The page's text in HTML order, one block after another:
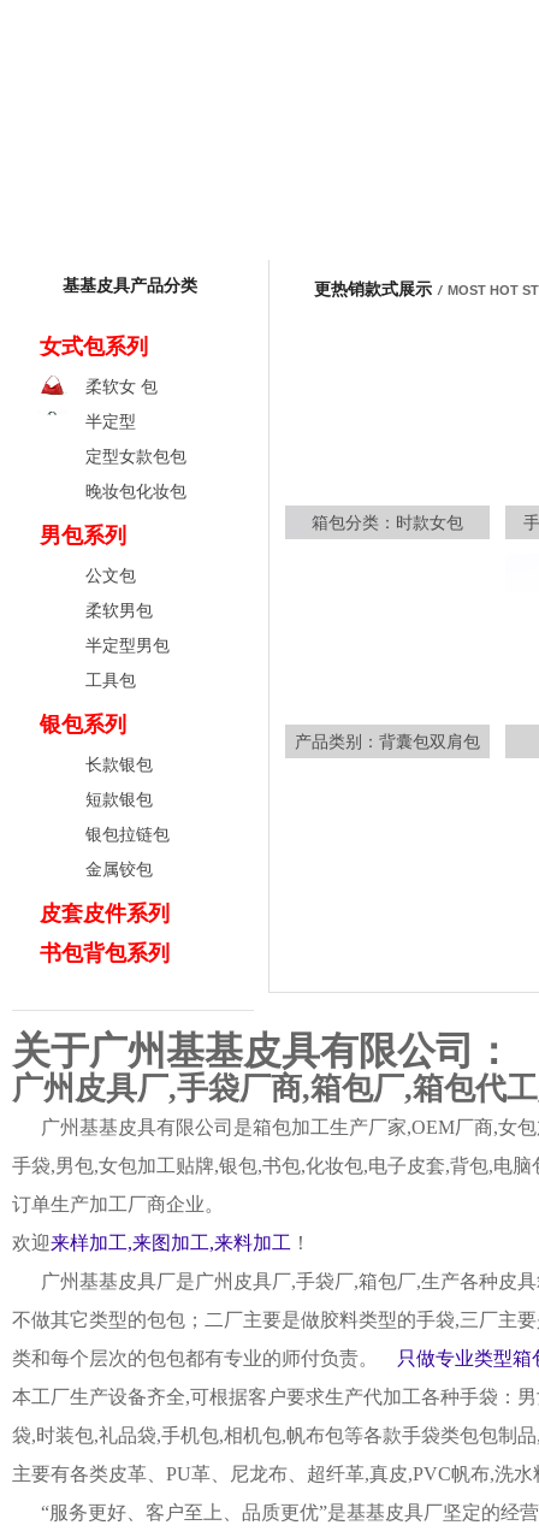
基基皮具产品分类
女式包系列
柔软女 包
半定型
定型女款包包
晚妆包化妆包
男包系列
公文包
柔软男包
半定型男包
工具包
银包系列
长款银包
短款银包
银包拉链包
金属铰包
皮套皮件系列
书包背包系列
更热销款式展示 / MOST HOT
箱包分类：时款女包
产品类别：背囊包双肩包
关于广州基基皮具有限公司：
广州皮具厂,手袋厂商,箱包厂,箱包代
广州基基皮具有限公司是箱包加工生产厂家,OEM厂商,女
手袋,男包,女包加工贴牌,银包,书包,化妆包,电子皮套,背包,电
订单生产加工厂商企业。
欢迎来样加工,来图加工,来料加工 ！
广州基基皮具厂是广州皮具厂,手袋厂,箱包厂,生产各种皮
不做其它类型的包包；二厂主要是做胶料类型的手袋,三厂主
类和每个层次的包包都有专业的师付负责。
只做专业类型箱
本工厂生产设备齐全,可根据客户要求生产代加工各种手袋：
袋,时装包,礼品袋,手机包,相机包,帆布包等各款手袋类包包制
主要有各类皮革、PU革、尼龙布、超纤革,真皮,PVC帆布,洗
“服务更好、客户至上、品质更优”是基基皮具厂坚定的经